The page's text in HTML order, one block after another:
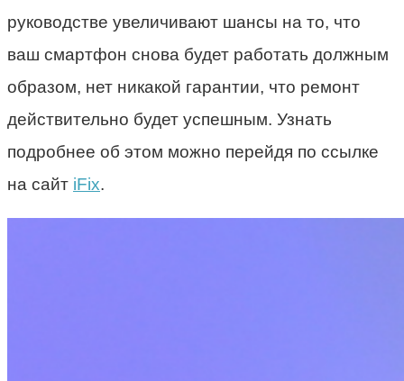
руководстве увеличивают шансы на то, что
ваш смартфон снова будет работать должным
образом, нет никакой гарантии, что ремонт
действительно будет успешным. Узнать
подробнее об этом можно перейдя по ссылке
на сайт iFix.